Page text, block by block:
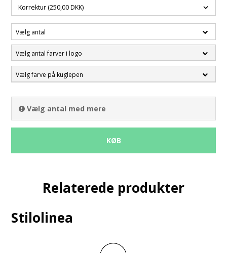
Vælg antal
Vælg antal farver i logo
Vælg farve på kuglepen
Vælg antal med mere
KØB
Relaterede produkter
Stilolinea